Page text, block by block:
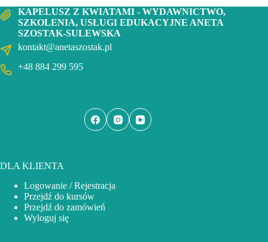
KAPELUSZ Z KWIATAMI - WYDAWNICTWO,
SZKOLENIA, USŁUGI EDUKACYJNE ANETA
SZOSTAK-SULEWSKA
kontakt@anetaszostak.pl
+48 884 299 595
DLA KLIENTA
Logowanie / Rejestracja
Przejdź do kursów
Przejdź do zamówień
Wyloguj się